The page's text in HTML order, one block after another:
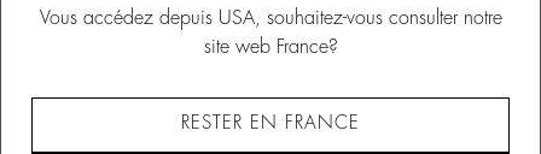
Vous accédez depuis USA, souhaitez-vous consulter notre
site web France?
RESTER EN FRANCE